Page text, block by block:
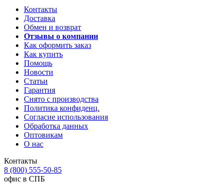
Контакты
Доставка
Обмен и возврат
Отзывы о компании
Как оформить заказ
Как купить
Помощь
Новости
Статьи
Гарантия
Снято с производства
Политика конфиденц.
Согласие использования
Обработка данных
Оптовикам
О нас
Контакты
8 (800) 555-50-85
офис в СПБ